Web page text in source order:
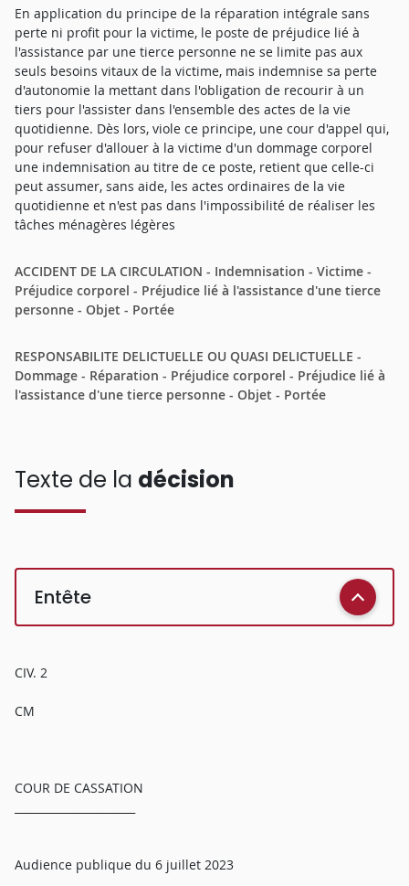
En application du principe de la réparation intégrale sans
perte ni profit pour la victime, le poste de préjudice lié à
l'assistance par une tierce personne ne se limite pas aux
seuls besoins vitaux de la victime, mais indemnise sa perte
d'autonomie la mettant dans l'obligation de recourir à un
tiers pour l'assister dans l'ensemble des actes de la vie
quotidienne. Dès lors, viole ce principe, une cour d'appel qui,
pour refuser d'allouer à la victime d'un dommage corporel
une indemnisation au titre de ce poste, retient que celle-ci
peut assumer, sans aide, les actes ordinaires de la vie
quotidienne et n'est pas dans l'impossibilité de réaliser les
tâches ménagères légères
ACCIDENT DE LA CIRCULATION - Indemnisation - Victime -
Préjudice corporel - Préjudice lié à l'assistance d'une tierce
personne - Objet - Portée
RESPONSABILITE DELICTUELLE OU QUASI DELICTUELLE -
Dommage - Réparation - Préjudice corporel - Préjudice lié à
l'assistance d'une tierce personne - Objet - Portée
Texte de la décision
Entête
CIV. 2
CM
COUR DE CASSATION
Audience publique du 6 juillet 2023